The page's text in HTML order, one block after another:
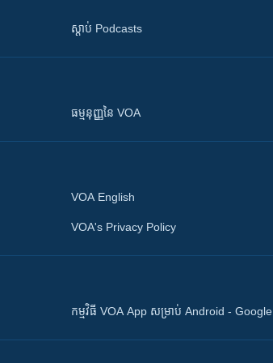
ស្តាប់ Podcasts
ធម្មនុញ្ញ​នៃ VOA
VOA English
VOA's Privacy Policy
កម្មវិធី​ VOA App សម្រាប់ Android - Google